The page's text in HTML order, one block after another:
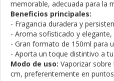
memorable, adecuada para la
Beneficios principales:
- Fragancia duradera y
- Aroma sofisticado y
- Gran formato de 150ml para
- Aporta un toque distintivo a
Modo de uso: Vaporizar sobre
cm, preferentemente en